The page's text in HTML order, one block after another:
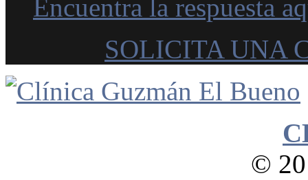
Encuentra la respuesta
SOLICITA UNA
©